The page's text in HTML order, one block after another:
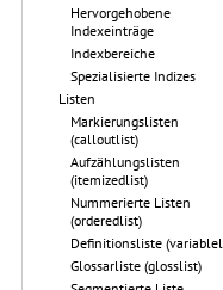
Hervorgehobene
Indexeinträge
Indexbereiche
Spezialisierte Indizes
Listen
Markierungslisten
(calloutlist)
Aufzählungslisten
(itemizedlist)
Nummerierte Listen
(orderedlist)
Definitionsliste
Glossarliste (glosslist)